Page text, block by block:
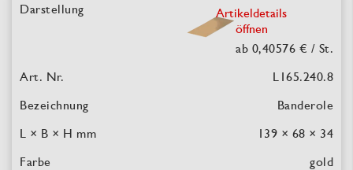
Artikeldetails
öffnen
ab 0,40576 € / St.
L165.240.8
Banderole
139 × 68 × 34
gold